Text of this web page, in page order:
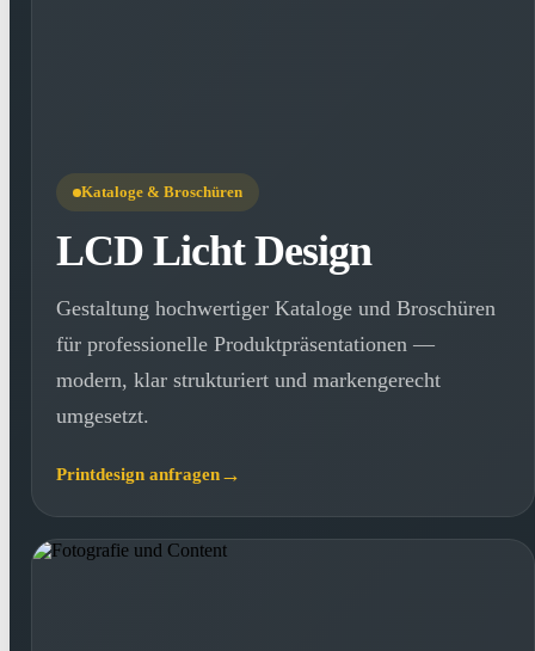
Kataloge & Broschüren
LCD Licht Design
Gestaltung hochwertiger Kataloge und Broschüren
für professionelle Produktpräsentationen —
modern, klar strukturiert und markengerecht
umgesetzt.
Printdesign anfragen